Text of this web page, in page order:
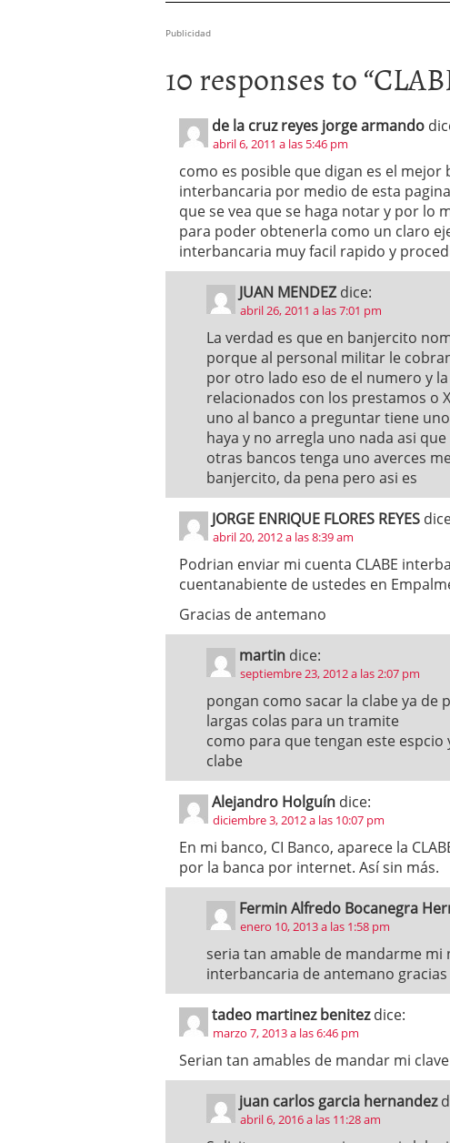
Publicidad
10 responses to “
de la cruz reyes jorge armando
abril 6, 2011 a las 5:46 pm
como es posible que digan es el mejor
interbancaria por medio de esta
que se vea que se haga notar y por lo
para poder obtenerla como un claro
interbancaria muy facil rapido y
JUAN MENDEZ dice:
abril 26, 2011 a las 7:01 pm
La verdad es que en banjercito
porque al personal militar le
por otro lado eso de el numero y
relacionados con los prestamos o
uno al banco a preguntar tiene
haya y no arregla uno nada asi
otras bancos tenga uno averces
banjercito, da pena pero asi es
JORGE ENRIQUE FLORES REYES
abril 20, 2012 a las 8:39 am
Podrian enviar mi cuenta CLABE
cuentanabiente de ustedes en
Gracias de antemano
martin dice:
septiembre 23, 2012 a las 2:07 pm
pongan como sacar la clabe ya de
largas colas para un tramite
como para que tengan este
clabe
Alejandro Holguín dice:
diciembre 3, 2012 a las 10:07 pm
En mi banco, CI Banco, aparece la
por la banca por internet. Así sin más.
Fermin Alfredo Bocanegra
enero 10, 2013 a las 1:58 pm
seria tan amable de mandarme
interbancaria de antemano gracias
tadeo martinez benitez dice:
marzo 7, 2013 a las 6:46 pm
Serian tan amables de mandar mi
juan carlos garcia hernandez
abril 6, 2016 a las 11:28 am